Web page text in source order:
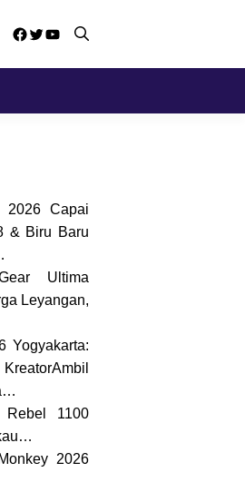
Facebook
Twitter
YouTube
2026 Capai
& Biru Baru
Ultima
Leyangan,
Yogyakarta:
1100
2026